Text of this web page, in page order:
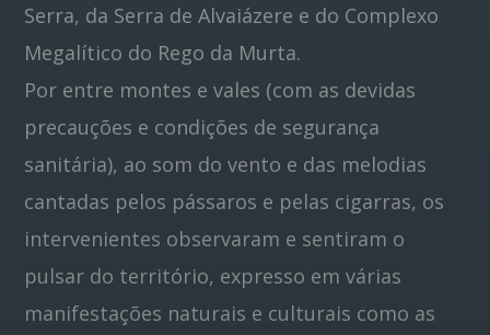
Serra, da Serra de Alvaiázere e do Complexo
Megalítico do Rego da Murta.
Por entre montes e vales (com as devidas
precauções e condições de segurança
sanitária), ao som do vento e das melodias
cantadas pelos pássaros e pelas cigarras, os
intervenientes observaram e sentiram o
pulsar do território, expresso em várias
manifestações naturais e culturais como as